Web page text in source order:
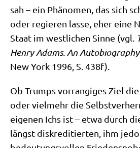
sah – ein Phä­no­men, das sich
oder regie­ren las­se, eher eine
Staat im west­li­chen Sin­ne (vgl.
Hen­ry Adams. An Auto­bio­gra­phy
New York 1996, S. 438f).
Ob Trumps vor­ran­gi­ges Ziel
oder viel­mehr die
eige­nen Ichs ist – etwa durch
längst dis­kre­di­tier­ten, ihm